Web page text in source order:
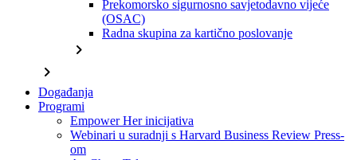
Prekomorsko sigurnosno savjetodavno vijeće
(OSAC)
Radna skupina za kartično poslovanje
chevron_right
chevron_right
Događanja
Programi
Empower Her inicijativa
Webinari u suradnji s Harvard Business Review Press-
om